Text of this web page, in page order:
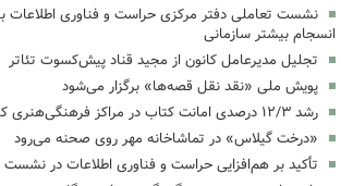
نشست تعاملی دفتر مرکزی حراست و فناوری اطلاعات
انسجام بیشتر سازمانی
تجلیل مدیرعامل کانون از مجید قناد پیش‌کسوت تئاتر
پویش ملی «نقد نقل قصه‌ها» برگزار می‌شود
رشد ۱۲/۳ درصدی امانت کتاب در مراکز فرهنگی‌هنری کانون
«درخت گیلاس» در تماشاخانه مهر روی صحنه می‌رود
تأکید بر هم‌افزایی حراست و فناوری اطلاعات در نشست